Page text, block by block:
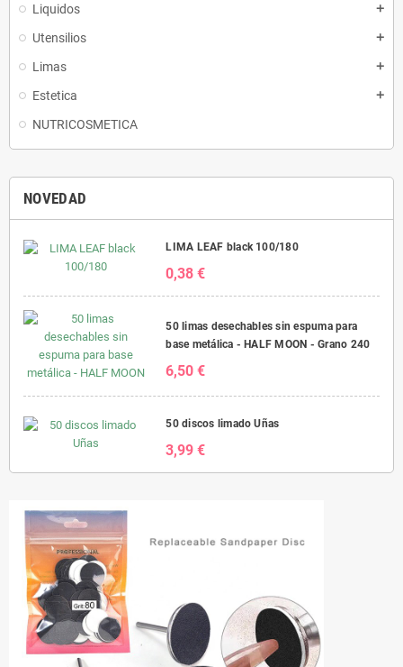
Liquidos add
Utensilios add
Limas add
Estetica add
NUTRICOSMETICA
NOVEDAD
LIMA LEAF black 100/180
0,38 €
50 limas desechables sin espuma para
base metálica - HALF MOON - Grano 240
6,50 €
50 discos limado Uñas
3,99 €